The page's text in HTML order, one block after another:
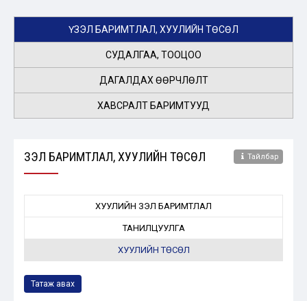
ҮЗЭЛ БАРИМТЛАЛ, ХУУЛИЙН ТӨСӨЛ
СУДАЛГАА, ТООЦОО
ДАГАЛДАХ ӨӨРЧЛӨЛТ
ХАВСРАЛТ БАРИМТУУД
ҮЗЭЛ БАРИМТЛАЛ, ХУУЛИЙН ТӨСӨЛ Тайлбар
ХУУЛИЙН ҮЗЭЛ БАРИМТЛАЛ
ТАНИЛЦУУЛГА
ХУУЛИЙН ТӨСӨЛ
Татаж авах